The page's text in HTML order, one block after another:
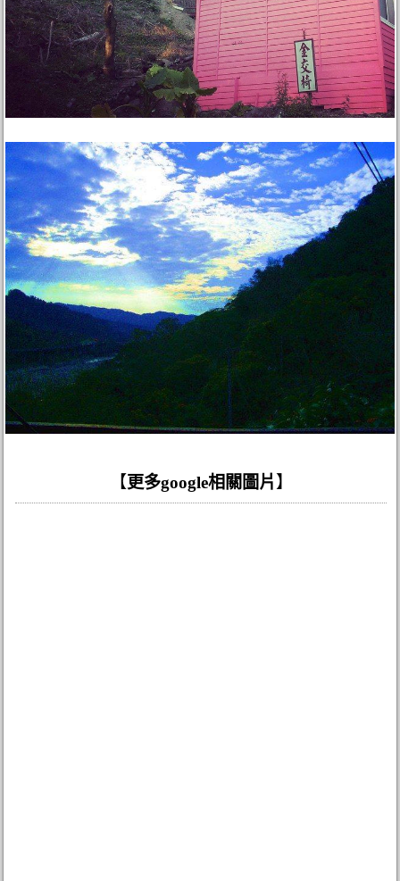
【更多google相關圖片 】